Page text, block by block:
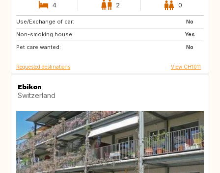
4 2 0
Use/Exchange of car:
No
Non-smoking house:
Yes
Pet care wanted:
No
GB
Requested destinations View CH1011
Ebikon
Switzerland